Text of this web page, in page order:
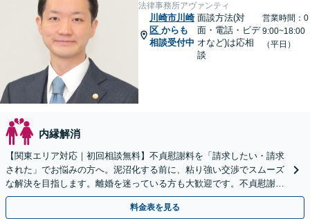
法律事務所アヴァンティ
川崎市川崎
区 からも
相談受付中
面談方法(対
面・電話・ビデ
オなど)は応相
談
営業時間：0
9:00~18:00
（平日）
内縁解消
【関東エリア対応｜初回相談無料】不貞慰謝料を「請求したい・請求
された」でお悩みの方へ。泥沼化する前に、粘り強い交渉でスムーズ
な解決を目指します。離婚を迷っている方も大歓迎です。不貞慰謝料
請求に強い弁護士にお任せください！【夜間や休日相談可】
料金表を見る